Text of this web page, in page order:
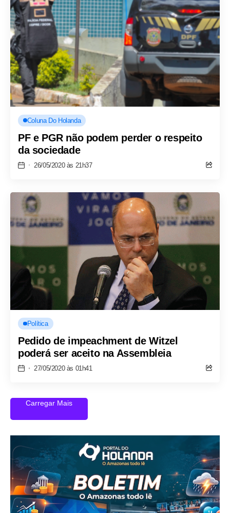
Coluna Do Holanda
PF e PGR não podem perder o respeito
da sociedade
26/05/2020 às 21h37
Política
Pedido de impeachment de Witzel
poderá ser aceito na Assembleia
27/05/2020 às 01h41
Carregar Mais